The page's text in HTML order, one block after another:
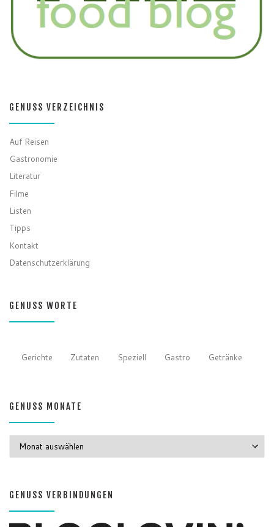
GENUSS VERZEICHNIS
Auf Reisen
Gastronomie
Literatur
Filme
Listen
Tipps
Kontakt
Datenschutzerklärung
GENUSS WORTE
Gerichte Zutaten Speziell Gastro Getränke
GENUSS MONATE
GENUSS VERBINDUNGEN